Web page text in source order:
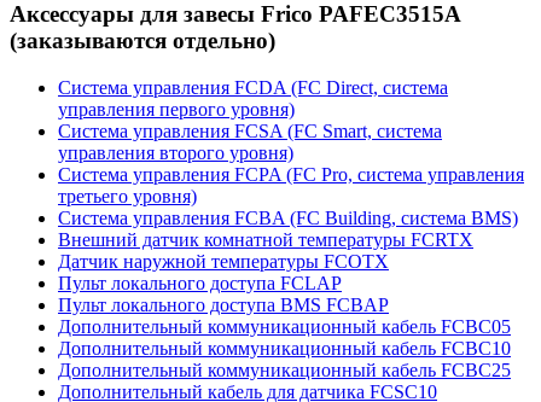
Аксессуары для завесы Frico PAFEC3515A
(заказываются отдельно)
Система управления FCDA (FC Direct, система
управления первого уровня)
Система управления FCSA (FC Smart, система
управления второго уровня)
Система управления FCPA (FC Pro, система управления
третьего уровня)
Система управления FCBA (FC Building, система BMS)
Внешний датчик комнатной температуры FCRTX
Датчик наружной температуры FCOTX
Пульт локального доступа FCLAP
Пульт локального доступа BMS FCBAP
Дополнительный коммуникационный кабель FCBC05
Дополнительный коммуникационный кабель FCBC10
Дополнительный коммуникационный кабель FCBC25
Дополнительный кабель для датчика FCSC10